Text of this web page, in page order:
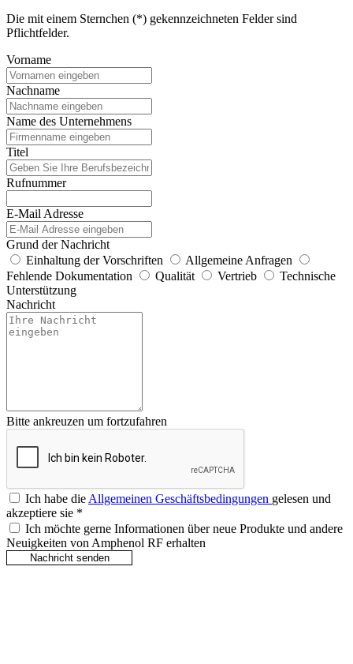
Die mit einem Sternchen (*) gekennzeichneten Felder sind
Pflichtfelder.
Vorname
Nachname
Name des Unternehmens
Titel
Rufnummer
E-Mail Adresse
Grund der Nachricht
Einhaltung der Vorschriften
Allgemeine Anfragen
Fehlende Dokumentation
Qualität Vertrieb
Technische
Unterstützung
Nachricht
Bitte ankreuzen um fortzufahren
Ich habe dieAllgemeinen Geschäftsbedingungen gelesen und
akzeptiere sie *
Ich möchte gerne Informationen über neue Produkte und andere
Neuigkeiten von Amphenol RF erhalten